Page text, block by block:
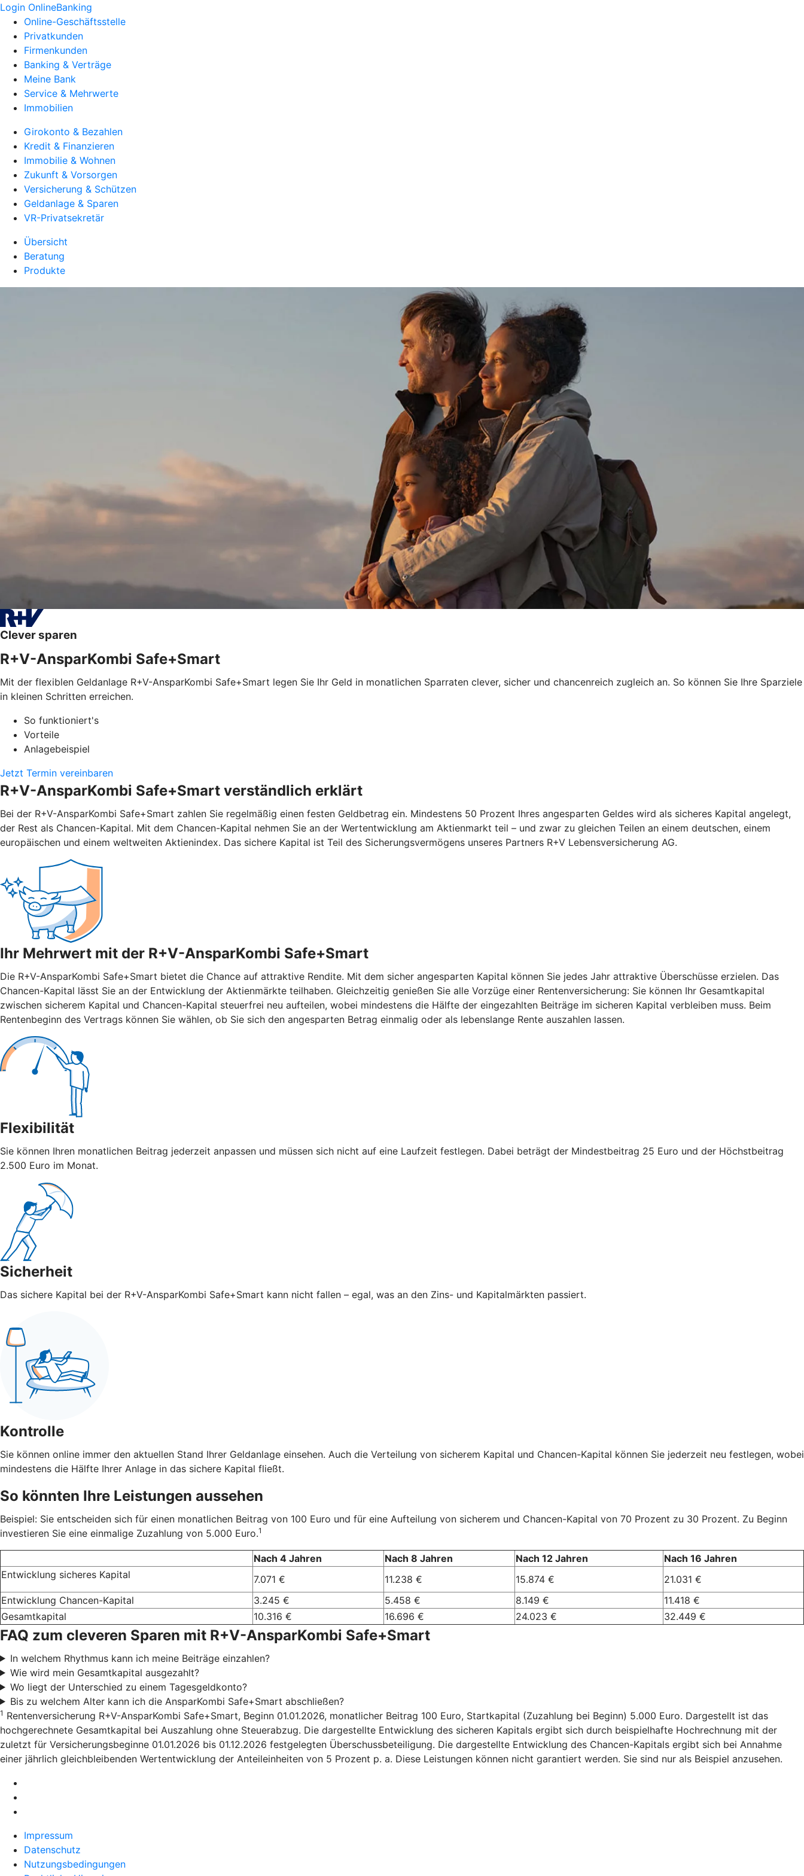
Login OnlineBanking
Online-Geschäftsstelle
Privatkunden
Firmenkunden
Banking & Verträge
Meine Bank
Service & Mehrwerte
Immobilien
Girokonto & Bezahlen
Kredit & Finanzieren
Immobilie & Wohnen
Zukunft & Vorsorgen
Versicherung & Schützen
Geldanlage & Sparen
VR-Privatsekretär
Übersicht
Beratung
Produkte
Clever sparen
R+V-AnsparKombi Safe+Smart
Mit der flexiblen Geldanlage R+V-AnsparKombi Safe+Smart legen Sie Ihr Geld in monatlichen Sparraten clever, sicher und chancenreich zugleich an. So können Sie Ihre Sparziele
in kleinen Schritten erreichen.
So funktioniert's
Vorteile
Anlagebeispiel
Jetzt Termin vereinbaren
R+V-AnsparKombi Safe+Smart verständlich erklärt
Bei der R+V-AnsparKombi Safe+Smart zahlen Sie regelmäßig einen festen Geldbetrag ein. Mindestens 50 Prozent Ihres angesparten Geldes wird als sicheres Kapital angelegt,
der Rest als Chancen-Kapital. Mit dem Chancen-Kapital nehmen Sie an der Wertentwicklung am Aktienmarkt teil – und zwar zu gleichen Teilen an einem deutschen, einem
europäischen und einem weltweiten Aktienindex. Das sichere Kapital ist Teil des Sicherungsvermögens unseres Partners R+V Lebensversicherung AG.
Ihr Mehrwert mit der R+V-AnsparKombi Safe+Smart
Die R+V-AnsparKombi Safe+Smart bietet die Chance auf attraktive Rendite. Mit dem sicher angesparten Kapital können Sie jedes Jahr attraktive Überschüsse erzielen. Das
Chancen-Kapital lässt Sie an der Entwicklung der Aktienmärkte teilhaben. Gleichzeitig genießen Sie alle Vorzüge einer Rentenversicherung: Sie können Ihr Gesamtkapital
zwischen sicherem Kapital und Chancen-Kapital steuerfrei neu aufteilen, wobei mindestens die Hälfte der eingezahlten Beiträge im sicheren Kapital verbleiben muss. Beim
Rentenbeginn des Vertrags können Sie wählen, ob Sie sich den angesparten Betrag einmalig oder als lebenslange Rente auszahlen lassen.
Flexibilität
Sie können Ihren monatlichen Beitrag jederzeit anpassen und müssen sich nicht auf eine Laufzeit festlegen. Dabei beträgt der Mindestbeitrag 25 Euro und der Höchstbeitrag
2.500 Euro im Monat.
Sicherheit
Das sichere Kapital bei der R+V-AnsparKombi Safe+Smart kann nicht fallen – egal, was an den Zins- und Kapitalmärkten passiert.
Kontrolle
Sie können online immer den aktuellen Stand Ihrer Geldanlage einsehen. Auch die Verteilung von sicherem Kapital und Chancen-Kapital können Sie jederzeit neu festlegen, wobei
mindestens die Hälfte Ihrer Anlage in das sichere Kapital fließt.
So könnten Ihre Leistungen aussehen
Beispiel: Sie entscheiden sich für einen monatlichen Beitrag von 100 Euro und für eine Aufteilung von sicherem und Chancen-Kapital von 70 Prozent zu 30 Prozent. Zu Beginn
investieren Sie eine einmalige Zuzahlung von 5.000 Euro.1
Nach 4 Jahren Nach 8 Jahren Nach 12 Jahren
Nach 16 Jahren
Entwicklung sicheres Kapital
7.071 € 11.238 € 15.874 €
21.031 €
Entwicklung Chancen-Kapital
3.245 € 5.458 € 8.149 €
11.418 €
Gesamtkapital
10.316 € 16.696 € 24.023 € 32.449 €
FAQ zum cleveren Sparen mit R+V-AnsparKombi Safe+Smart
In welchem Rhythmus kann ich meine Beiträge einzahlen?
Wie wird mein Gesamtkapital ausgezahlt?
Wo liegt der Unterschied zu einem Tagesgeldkonto?
Bis zu welchem Alter kann ich die AnsparKombi Safe+Smart abschließen?
1 Rentenversicherung R+V-AnsparKombi Safe+Smart, Beginn 01.01.2026, monatlicher Beitrag 100 Euro, Startkapital (Zuzahlung bei Beginn) 5.000 Euro. Dargestellt ist das
hochgerechnete Gesamtkapital bei Auszahlung ohne Steuerabzug. Die dargestellte Entwicklung des sicheren Kapitals ergibt sich durch beispielhafte Hochrechnung mit der
zuletzt für Versicherungsbeginne 01.01.2026 bis 01.12.2026 festgelegten Überschussbeteiligung. Die dargestellte Entwicklung des Chancen-Kapitals ergibt sich bei Annahme
einer jährlich gleichbleibenden Wertentwicklung der Anteileinheiten von 5 Prozent p. a. Diese Leistungen können nicht garantiert werden. Sie sind nur als Beispiel anzusehen.
Impressum
Datenschutz
Nutzungsbedingungen